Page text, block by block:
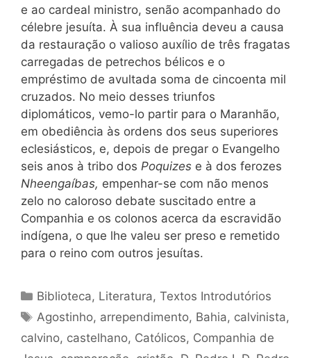
e ao cardeal ministro, senão acompanhado do
célebre jesuíta. À sua influência deveu a causa
da restauração o valioso auxílio de três fragatas
carregadas de petrechos bélicos e o
empréstimo de avultada soma de cincoenta mil
cruzados. No meio desses triunfos
diplomáticos, vemo-lo partir para o Maranhão,
em obediência às ordens dos seus superiores
eclesiásticos, e, depois de pregar o Evangelho
seis anos à tribo dos Poquizes e à dos ferozes
Nheengaíbas, empenhar-se com não menos
zelo no caloroso debate suscitado entre a
Companhia e os colonos acerca da escravidão
indígena, o que lhe valeu ser preso e remetido
para o reino com outros jesuítas.
Categorias
Biblioteca, Literatura,Textos Introdutórios
Tags
Agostinho, arrependimento, Bahia, calvinista,
calvino, castelhano, Católicos, Companhia de